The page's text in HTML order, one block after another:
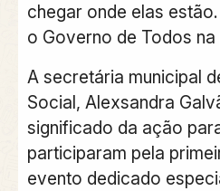
chegar onde elas
o Governo de Todos
A secretária municipal
Social, Alexsandra
significado da ação
participaram pela
evento dedicado